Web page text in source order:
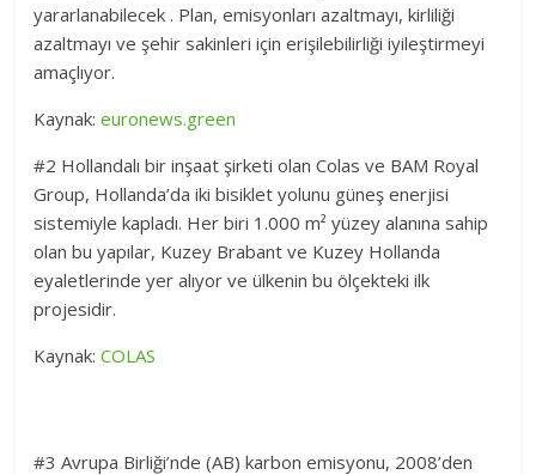
yararlanabilecek . Plan, emisyonları azaltmayı, kirliliği
azaltmayı ve şehir sakinleri için erişilebilirliği iyileştirmeyi
amaçlıyor.
Kaynak:euronews.green
#2 Hollandalı bir inşaat şirketi olan Colas ve BAM Royal
Group, Hollanda’da iki bisiklet yolunu güneş enerjisi
sistemiyle kapladı. Her biri 1.000 m² yüzey alanına sahip
olan bu yapılar, Kuzey Brabant ve Kuzey Hollanda
eyaletlerinde yer alıyor ve ülkenin bu ölçekteki ilk
projesidir.
Kaynak:COLAS
#3 Avrupa Birliği’nde (AB) karbon emisyonu, 2008’den